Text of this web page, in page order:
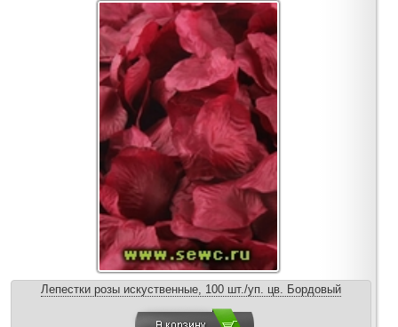
Лепестки розы искуственные, 100 шт./уп. цв. Бордовый